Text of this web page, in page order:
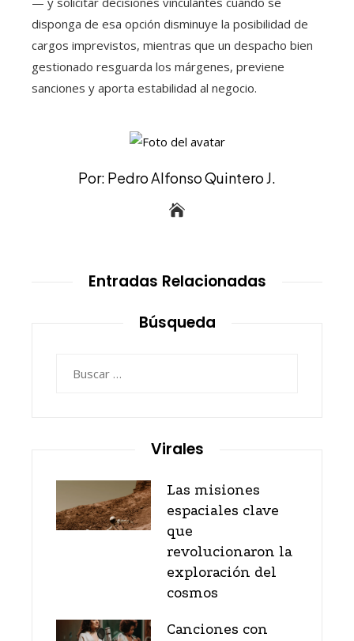
disponga de esa opción disminuye la posibilidad de
cargos imprevistos, mientras que un despacho bien
gestionado resguarda los márgenes, previene
sanciones y aporta estabilidad al negocio.
Por: Pedro Alfonso Quintero J.
Entradas Relacionadas
Búsqueda
Virales
Las misiones
espaciales clave
que
revolucionaron la
exploración del
cosmos
Canciones con